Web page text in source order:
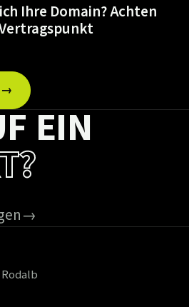
Ihre Domain? Achten
→
EIN
→